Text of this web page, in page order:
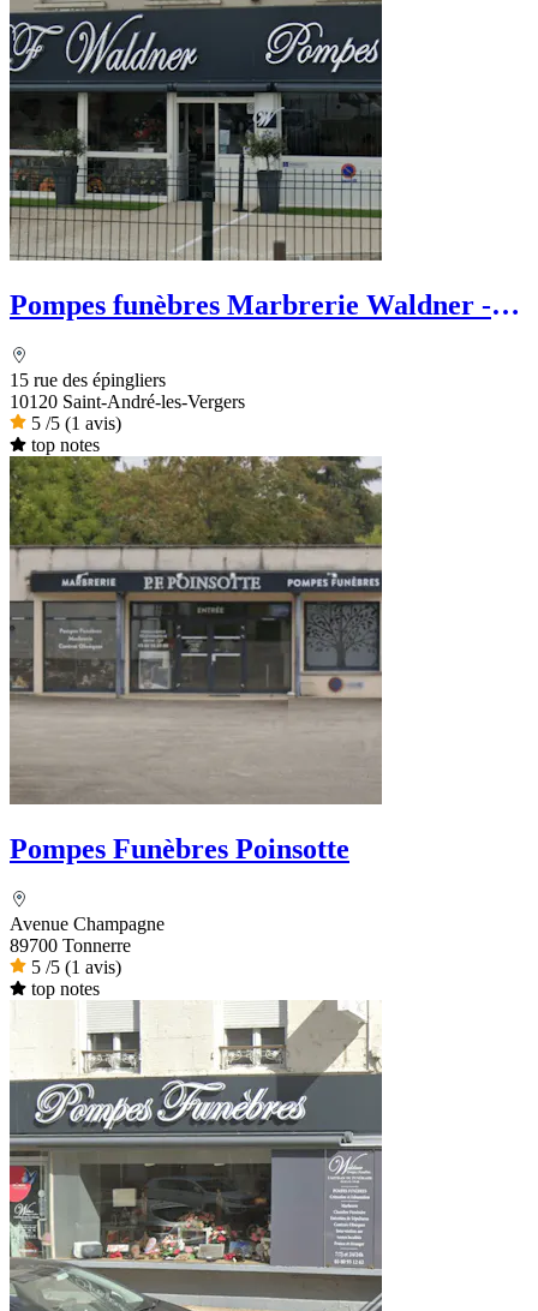
Pompes funèbres Marbrerie Waldner -
15 rue des épingliers
10120 Saint-André-les-Vergers
5 /5 (1 avis)
top notes
Pompes Funèbres Poinsotte
Avenue Champagne
89700 Tonnerre
5 /5 (1 avis)
top notes